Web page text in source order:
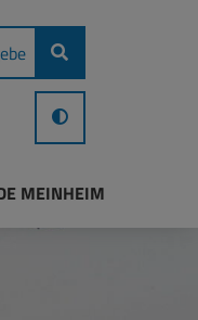
MEINHEIM